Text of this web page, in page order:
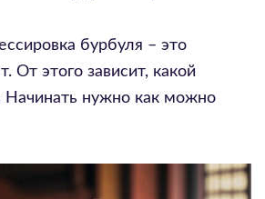
бурбуля – это
От этого зависит, какой
Начинать нужно как можно